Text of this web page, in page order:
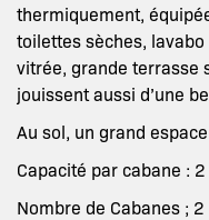
thermiquement,
toilettes sèches,
vitrée, grande terrasse
jouissent aussi d’une
Au sol, un grand
Capacité par cabane :
Nombre de Cabanes ; 2